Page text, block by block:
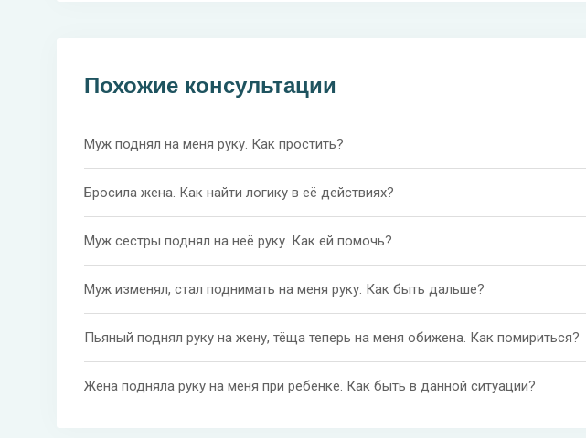
Похожие консультации
Муж поднял на меня руку. Как простить?
Бросила жена. Как найти логику в её действиях?
Муж сестры поднял на неё руку. Как ей помочь?
Муж изменял, стал поднимать на меня руку. Как быть дальше?
Пьяный поднял руку на жену, тёща теперь на меня обижена. Как помириться?
Жена подняла руку на меня при ребёнке. Как быть в данной ситуации?